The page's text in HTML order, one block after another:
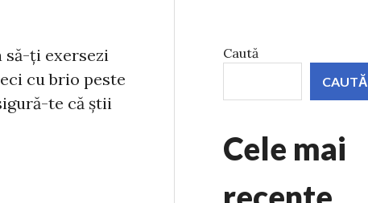
să-ți exersezi
cu brio peste
te că știi
Caută
CAUTĂ
Cele mai